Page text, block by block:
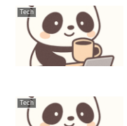
Tech
Tech